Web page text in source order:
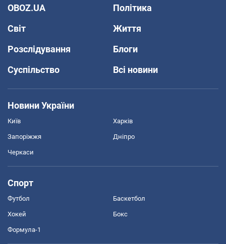
OBOZ.UA
Політика
Світ
Життя
Розслідування
Блоги
Суспільство
Всі новини
Новини України
Київ Харків
Запоріжжя Дніпро
Черкаси
Спорт
Футбол Баскетбол
Хокей Бокс
Формула-1